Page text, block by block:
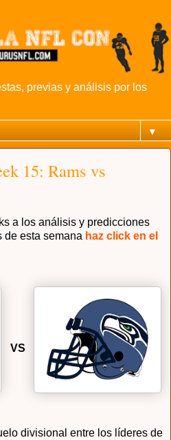
previas y análisis por los
▼
15: Rams vs
a los análisis y predicciones
de esta semana haz click en el
VS
divisional entre los líderes de